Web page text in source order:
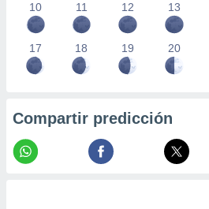
10 11 12 13
17 18 19 20
Compartir predicción